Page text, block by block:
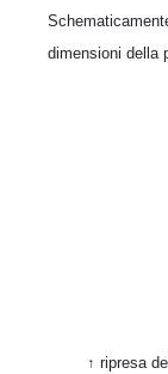
dimensioni della
↑ ripresa